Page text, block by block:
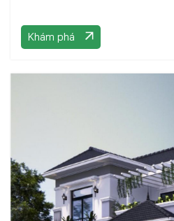
Khám phá